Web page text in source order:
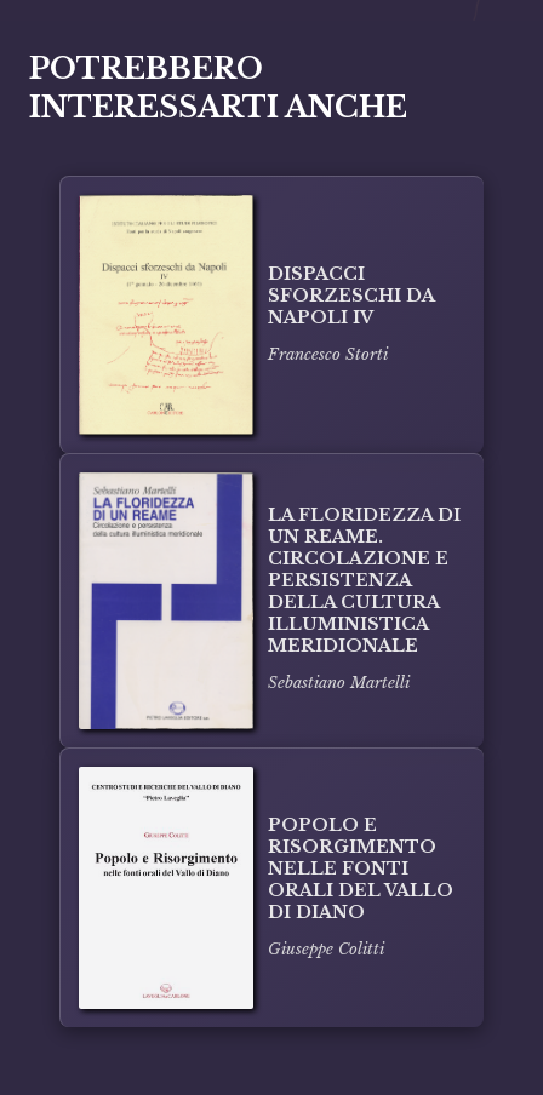
POTREBBERO
INTERESSARTI ANCHE
DISPACCI
SFORZESCHI DA
NAPOLI IV
Francesco Storti
LA FLORIDEZZA DI
UN REAME.
CIRCOLAZIONE E
PERSISTENZA
DELLA CULTURA
ILLUMINISTICA
MERIDIONALE
Sebastiano Martelli
POPOLO E
RISORGIMENTO
NELLE FONTI
ORALI DEL VALLO
DI DIANO
Giuseppe Colitti